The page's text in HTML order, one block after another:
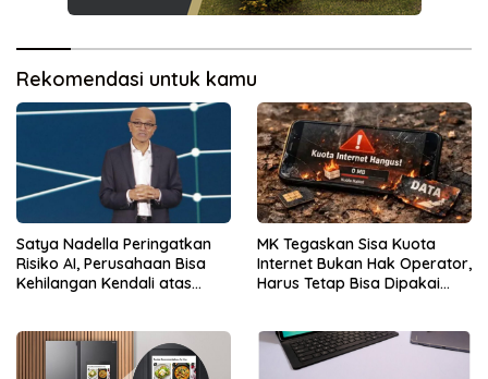
Rekomendasi untuk kamu
Satya Nadella Peringatkan
Risiko AI, Perusahaan Bisa
Kehilangan Kendali atas
MK Tegaskan Sisa Kuota
Internet Bukan Hak Operator,
Harus Tetap Bisa Dipakai